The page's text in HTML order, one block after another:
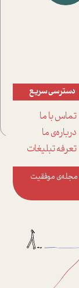
دسترسی سریع
تماس با ما
درباره‌ی ما
تعرفه تبلیغات
مجله‌ی موفقیت